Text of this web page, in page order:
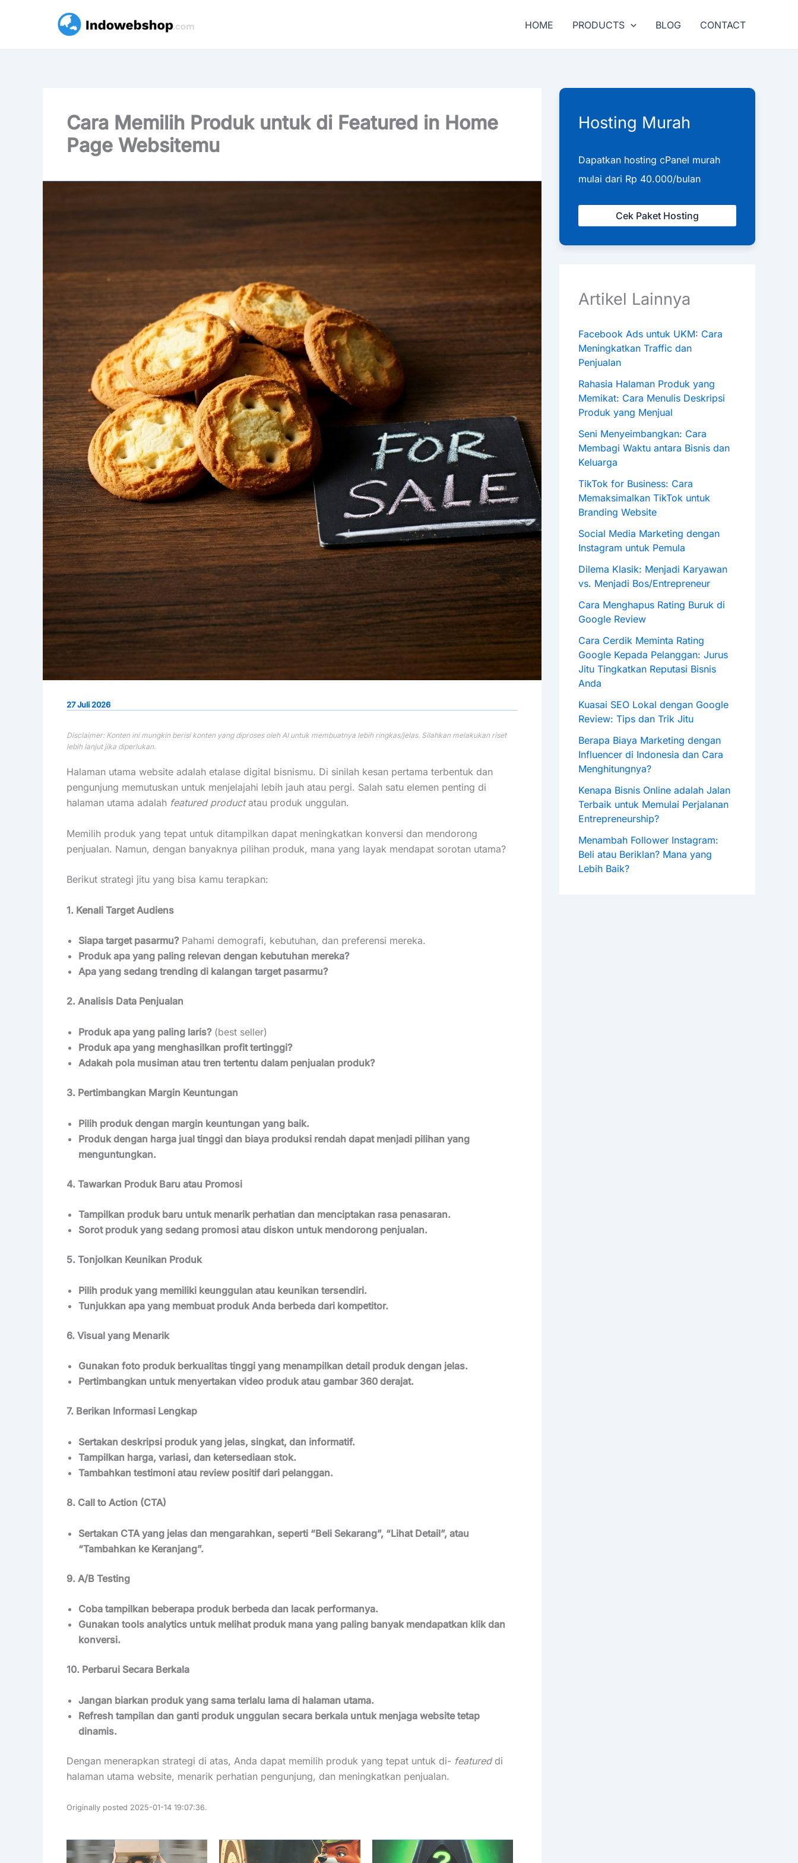
HOME PRODUCTS BLOG CONTACT
Cara Memilih Produk untuk di Featured in Home
Page Websitemu
27 Juli 2026
Halaman utama website adalah etalase digital bisnismu. Di sinilah kesan pertama terbentuk dan
pengunjung memutuskan untuk menjelajahi lebih jauh atau pergi. Salah satu elemen penting di
halaman utama adalah featured productatau produk unggulan.
Memilih produk yang tepat untuk ditampilkan dapat meningkatkan konversi dan mendorong
penjualan. Namun, dengan banyaknya pilihan produk, mana yang layak mendapat sorotan utama?
Berikut strategi jitu yang bisa kamu terapkan:
1. Kenali Target Audiens
Siapa target pasarmu?Pahami demografi, kebutuhan, dan preferensi mereka.
Produk apa yang paling relevan dengan kebutuhan mereka?
Apa yang sedang trending di kalangan target pasarmu?
2. Analisis Data Penjualan
Produk apa yang paling laris?(best seller)
Produk apa yang menghasilkan profit tertinggi?
Adakah pola musiman atau tren tertentu dalam penjualan produk?
3. Pertimbangkan Margin Keuntungan
Pilih produk dengan margin keuntungan yang baik.
Produk dengan harga jual tinggi dan biaya produksi rendah dapat menjadi pilihan yang
menguntungkan.
4. Tawarkan Produk Baru atau Promosi
Tampilkan produk baru untuk menarik perhatian dan menciptakan rasa penasaran.
Sorot produk yang sedang promosi atau diskon untuk mendorong penjualan.
5. Tonjolkan Keunikan Produk
Pilih produk yang memiliki keunggulan atau keunikan tersendiri.
Tunjukkan apa yang membuat produk Anda berbeda dari kompetitor.
6. Visual yang Menarik
Gunakan foto produk berkualitas tinggi yang menampilkan detail produk dengan jelas.
Pertimbangkan untuk menyertakan video produk atau gambar 360 derajat.
7. Berikan Informasi Lengkap
Sertakan deskripsi produk yang jelas, singkat, dan informatif.
Tampilkan harga, variasi, dan ketersediaan stok.
Tambahkan testimoni atau review positif dari pelanggan.
8. Call to Action (CTA)
Sertakan CTA yang jelas dan mengarahkan, seperti “Beli Sekarang”, “Lihat Detail”, atau
“Tambahkan ke Keranjang”.
9. A/B Testing
Coba tampilkan beberapa produk berbeda dan lacak performanya.
Gunakan tools analytics untuk melihat produk mana yang paling banyak mendapatkan klik dan
konversi.
10. Perbarui Secara Berkala
Jangan biarkan produk yang sama terlalu lama di halaman utama.
Refresh tampilan dan ganti produk unggulan secara berkala untuk menjaga website tetap
dinamis.
Dengan menerapkan strategi di atas, Anda dapat memilih produk yang tepat untuk di- featureddi
halaman utama website, menarik perhatian pengunjung, dan meningkatkan penjualan.
Originally posted 2025-01-14 19:07:36.
Hosting Murah
Dapatkan hosting cPanel murah
mulai dari Rp 40.000/bulan
Cek Paket Hosting
Artikel Lainnya
Facebook Ads untuk UKM: Cara
Meningkatkan Traffic dan
Penjualan
Rahasia Halaman Produk yang
Memikat: Cara Menulis Deskripsi
Produk yang Menjual
Seni Menyeimbangkan: Cara
Membagi Waktu antara Bisnis dan
Keluarga
TikTok for Business: Cara
Memaksimalkan TikTok untuk
Branding Website
Social Media Marketing dengan
Instagram untuk Pemula
Dilema Klasik: Menjadi Karyawan
vs. Menjadi Bos/Entrepreneur
Cara Menghapus Rating Buruk di
Google Review
Cara Cerdik Meminta Rating
Google Kepada Pelanggan: Jurus
Jitu Tingkatkan Reputasi Bisnis
Anda
Kuasai SEO Lokal dengan Google
Review: Tips dan Trik Jitu
Berapa Biaya Marketing dengan
Influencer di Indonesia dan Cara
Menghitungnya?
Kenapa Bisnis Online adalah Jalan
Terbaik untuk Memulai Perjalanan
Entrepreneurship?
Menambah Follower Instagram:
Beli atau Beriklan? Mana yang
Lebih Baik?